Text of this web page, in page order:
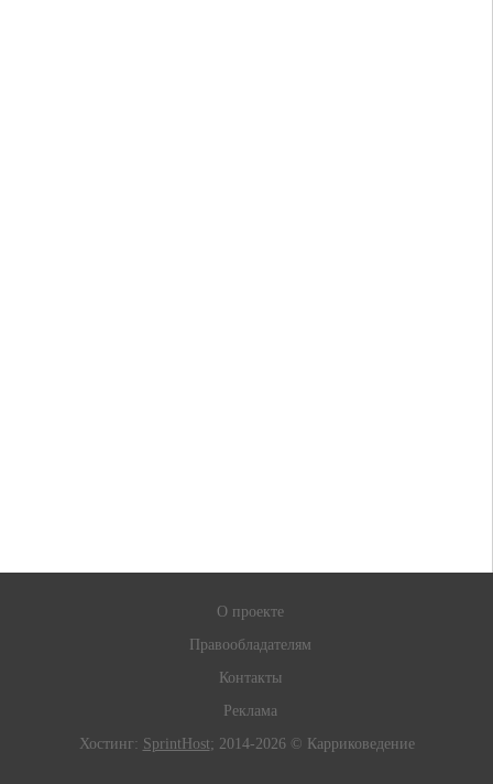
О проекте
Правообладателям
Контакты
Реклама
Хостинг: SprintHost; 2014-2026 © Карриковедение